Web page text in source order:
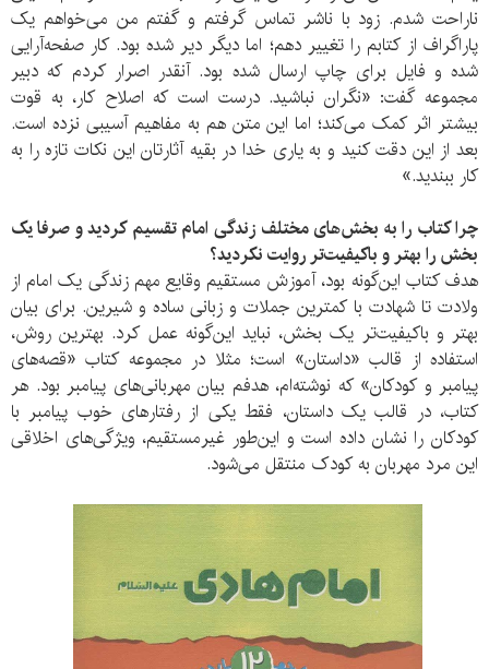
ناراحت شدم. زود با ناشر تماس گرفتم و گفتم من می‌خواهم یک
پاراگراف از کتابم را تغییر دهم؛ اما دیگر دیر شده بود. کار صفحه‌آرایی
شده و فایل برای چاپ ارسال شده بود. آنقدر اصرار کردم که دبیر
مجموعه گفت: «نگران نباشید. درست است که اصلاح کار، به قوت
بیشتر اثر کمک می‌کند؛ اما این متن هم به مفاهیم آسیبی نزده است.
بعد از این دقت کنید و به یاری خدا در بقیه آثارتان این نکات تازه را به
کار ببندید.»
چرا کتاب را به بخش‌های مختلف زندگی امام تقسیم کردید و صرفا یک
بخش را بهتر و باکیفیت‌تر روایت نکردید؟
هدف کتاب این‌گونه بود، آموزش مستقیم وقایع مهم زندگی یک امام از
ولادت تا شهادت با کمترین جملات و زبانی ساده و شیرین. برای بیان
بهتر و باکیفیت‌تر یک بخش، نباید این‌گونه عمل کرد. بهترین روش،
استفاده از قالب «داستان» است؛ مثلا در مجموعه کتاب «قصه‌های
پیامبر و کودکان» که نوشته‌ام، هدفم بیان مهربانی‌های پیامبر بود. هر
کتاب، در قالب یک داستان، فقط یکی از رفتارهای خوب پیامبر با
کودکان را نشان داده است و این‌طور غیرمستقیم، ویژگی‌های اخلاقی
این مرد مهربان به کودک منتقل می‌شود.